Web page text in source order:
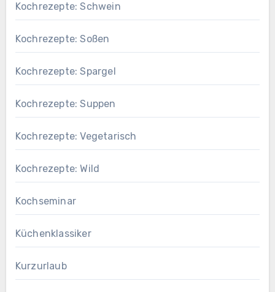
Kochrezepte: Schwein
Kochrezepte: Soßen
Kochrezepte: Spargel
Kochrezepte: Suppen
Kochrezepte: Vegetarisch
Kochrezepte: Wild
Kochseminar
Küchenklassiker
Kurzurlaub